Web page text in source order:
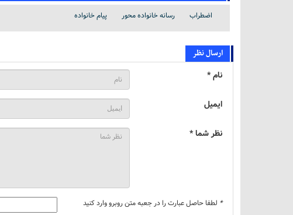
اضطراب رسانه خانواده محور پیام خانواده
ارسال نظر
نام *
ایمیل
نظر شما *
* لطفا حاصل عبارت را در جعبه متن روبرو وارد کنید